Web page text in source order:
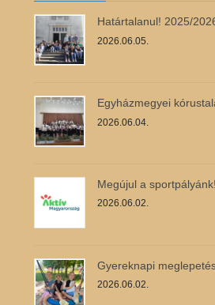
Határtalanul! 2025/
2026.06.05.
Egyházmegyei
2026.06.04.
Megújul a sportpályánk!
2026.06.02.
Gyereknapi
2026.06.02.